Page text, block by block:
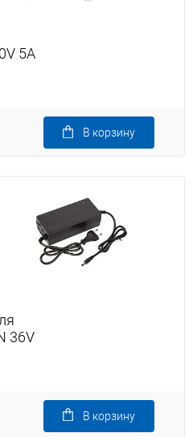
5A
В корзину
36V
В корзину